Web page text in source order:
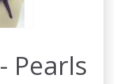
Pearls